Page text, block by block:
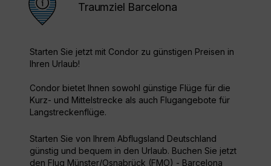
Traumziel Barcelona
Starten Sie jetzt mit Condor zu günstigen Preisen in
Ihren Urlaub!
Condor bietet Ihnen sowohl günstige Flüge für die
Kurz- und Mittelstrecke als auch Flugangebote für
Langstreckenflüge.
Starten Sie von Ihrem Abflugsland Deutschland
günstig und bequem in den Urlaub. Buchen Sie jetzt
den Flug Münster/Osnabrück (FMO) - Barcelona